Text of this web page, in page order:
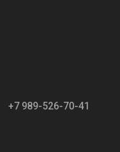
526-70-41